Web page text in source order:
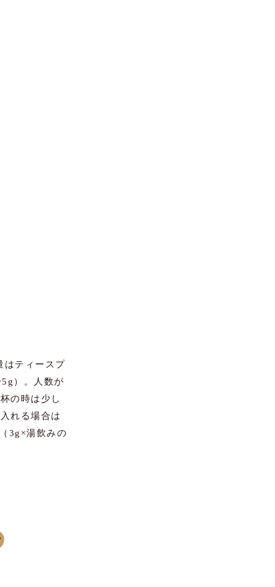
はティースプ
）。人数が
の時は少し
れる場合は
3g×湯飲みの